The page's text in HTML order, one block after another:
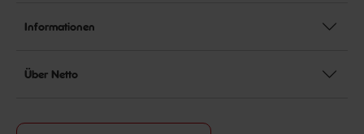
Informationen
Über Netto